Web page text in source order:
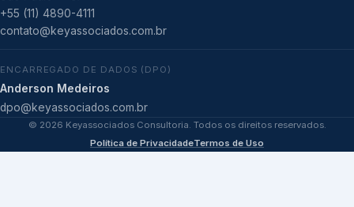
+55 (11) 4890-4111
contato@keyassociados.com.br
ENCARREGADO DE DADOS (DPO)
Anderson Medeiros
dpo@keyassociados.com.br
© 2026 Keyassociados Consultoria. Todos os direitos reservados.
Política de PrivacidadeTermos de Uso